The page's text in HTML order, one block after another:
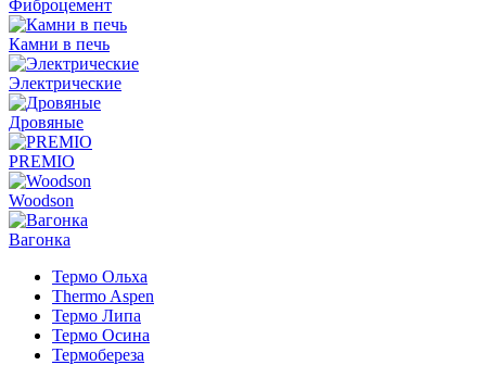
Фиброцемент
Камни в печь
Электрические
Дровяные
PREMIO
Woodson
Вагонка
Термо Ольха
Thermo Aspen
Термо Липа
Термо Осина
Термобереза